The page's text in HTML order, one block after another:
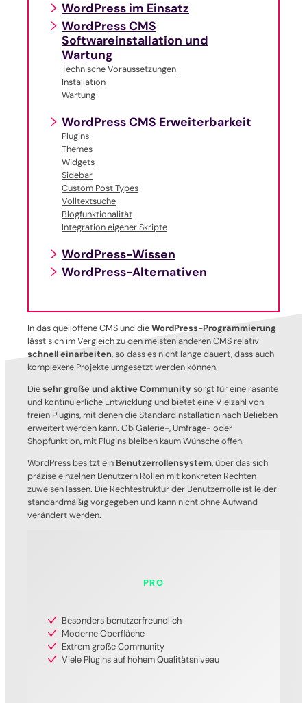
WordPress im Einsatz
WordPress CMS
Softwareinstallation und
Wartung
Technische Voraussetzungen
Installation
Wartung
WordPress CMS Erweiterbarkeit
Plugins
Themes
Widgets
Sidebar
Custom Post Types
Volltextsuche
Blogfunktionalität
Integration eigener Skripte
WordPress-Wissen
WordPress-Alternativen
In das quelloffene CMS und dieWordPress-Programmierung
lässt sich im Vergleich zu den meisten anderen CMS relativ
schnell einarbeiten, so dass es nicht lange dauert, dass auch
komplexere Projekte umgesetzt werden können.
Diesehr große und aktive Communitysorgt für eine rasante
und kontinuierliche Entwicklung und bietet eine Vielzahl von
freien Plugins, mit denen die Standardinstallation nach Belieben
erweitert werden kann. Ob Galerie-, Umfrage- oder
Shopfunktion, mit Plugins bleiben kaum Wünsche offen.
WordPress besitzt ein Benutzerrollensystem, über das sich
präzise einzelnen Benutzern Rollen mit konkreten Rechten
zuweisen lassen. Die Rechtestruktur der Benutzerrolle ist leider
standardmäßig vorgegeben und kann nicht ohne Aufwand
verändert werden.
PRO
Besonders benutzerfreundlich
Moderne Oberfläche
Extrem große Community
Viele Plugins auf hohem Qualitätsniveau